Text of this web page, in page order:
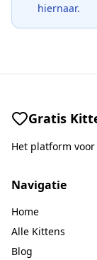
hiernaar.
Gratis
Het platform
Navigatie
Home
Alle Kittens
Blog